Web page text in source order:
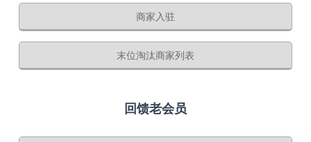
商家入驻
末位淘汰商家列表
回馈老会员